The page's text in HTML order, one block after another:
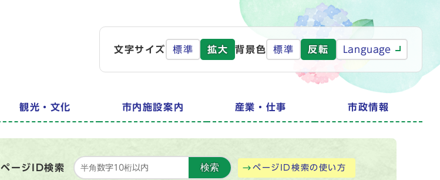
文字サイズ 標準 拡大 背景色 標準 反転 Language
観光・文化 市内施設案内 産業・仕事 市政情報
ページID検索 検索 ページID検索の使い方